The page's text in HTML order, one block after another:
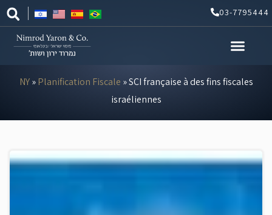
Aller
au
contenu
03-7795444
NY»Planification Fiscale »SCI française à des fins fiscales
israéliennes